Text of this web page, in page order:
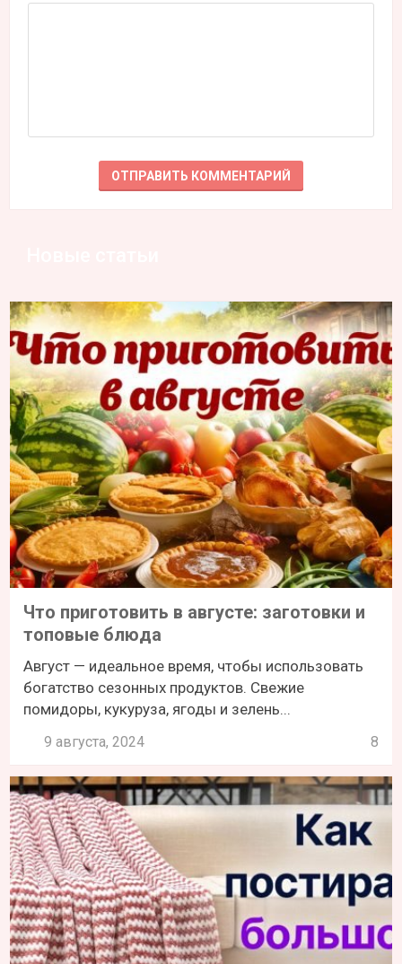
Что приготовить в августе: заготовки и
топовые блюда
Август — идеальное время, чтобы использовать
богатство сезонных продуктов. Свежие
помидоры, кукуруза, ягоды и зелень...
9 августа, 2024 8